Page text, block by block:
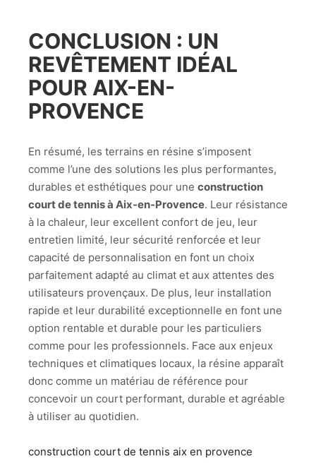
CONCLUSION : UN
REVÊTEMENT IDÉAL
POUR AIX-EN-
PROVENCE
En résumé, les terrains en résine s’imposent
comme l’une des solutions les plus performantes,
durables et esthétiques pour une construction
court de tennis à Aix-en-Provence. Leur résistance
à la chaleur, leur excellent confort de jeu, leur
entretien limité, leur sécurité renforcée et leur
capacité de personnalisation en font un choix
parfaitement adapté au climat et aux attentes des
utilisateurs provençaux. De plus, leur installation
rapide et leur durabilité exceptionnelle en font une
option rentable et durable pour les particuliers
comme pour les professionnels. Face aux enjeux
techniques et climatiques locaux, la résine apparaît
donc comme un matériau de référence pour
concevoir un court performant, durable et agréable
à utiliser au quotidien.
construction court de tennis aix en provence